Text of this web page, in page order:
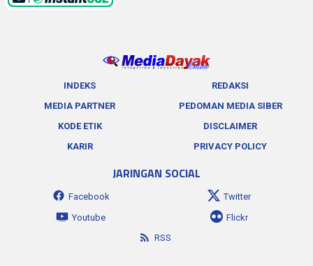
INDEKS
REDAKSI
MEDIA PARTNER
PEDOMAN MEDIA SIBER
KODE ETIK
DISCLAIMER
KARIR
PRIVACY POLICY
JARINGAN SOCIAL
Facebook
Twitter
Youtube
Flickr
RSS